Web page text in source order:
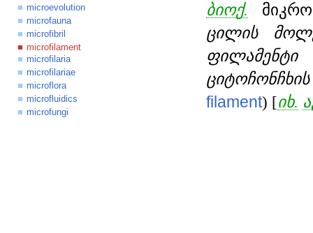
microevolution
microfauna
microfibril
microfilament
microfilaria
microfilariae
microflora
microfluidics
microfungi
ბიოქ.
ცილის
ფილამენტი
filament) [იხ.